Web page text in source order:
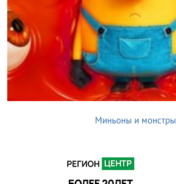
Миньоны и монстры